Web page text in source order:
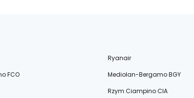
Ryanair
FCO
Mediolan-Bergamo BGY
Rzym Ciampino CIA